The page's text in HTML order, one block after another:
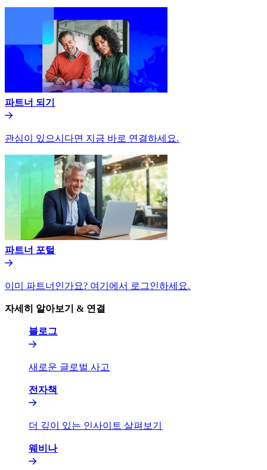
파트너 되기​​
관심이 있으시다면 지금 바로 연결하세요.​​
파트너 포털​​
이미 파트너인가요? 여기에서 로그인하세요.​​
자세히 알아보기 & 연결​​
블로그​​
새로운 글로벌 사고​​
전자책​​
더 깊이 있는 인사이트 살펴보기​​
웨비나​​